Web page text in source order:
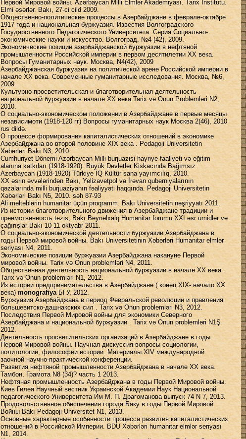
Первой Мировой войны. Azərbaycan Milli Elmlər Akademiyası. Tarix İnstitutu.
Elmi əsərlər. Bakı, 27-ci cild 2009.
Общественно-политические процессы в Азербайджане в феврале-октябре
1917 года и национальная буржуазия. Известия Волгоградского
Государственного Педагогического Университета. Серия Социально-
экономические науки и искусство. Волгоград, №4 (42), 2009.
Экономические позиции азербайджанской буржуазии в нефтяной
промышленности Российской империи в первом десятилетии XX века.
Вопросы Гуманитарных наук. Москва, N4(42), 2009
Азербайджанская буржуазия на политической арене Российской империи в
начале XX века. Современные гуманитарные исследования. Москва, №6,
2009
Культурно-просветительская и благотворительная деятельность
национальной буржуазии в начале XX века Tarix və Onun Problemləri N2,
2010.
О социально-экономическом положении в Азербайджане в первые месяцы
независимоти (1918-120 гг) Вопросы гуманитарных наук Москва 2(46), 2010
rus dildə.
О процессе формирования капиталистических отношений в экономике
Азербайджана во второй половине XIX века . Pedagoji Universitetin
Xəbərləri Bakı N3, 2010.
Cumhuriyet Dönemi Azərbaycan Milli burjuazisi hayriye faaliyeti və eğitim
alanına katkıları (1918-1920). Büyük Devletler Kiskacında Bağımsız
Azerbaycan (1918-1920) Türkiye İQ Kültür sana yayımcılıq, 2010.
XX əsrin əvvələrindən Bakı, Yelizavetpol və İrəvan quberniyalarının
qəzalarında milli burjuaziyanın fəaliyyəti haqqında. Pedagoji Universitetin
Xəbərləri Bakı N5, 2010. səh 87-93
Ali məltəblərin humanitar üçün proqramm. Bakı Universitetin nəşriyyatı 2011.
Из истории благотворительного движения в Азербайджане традиции и
преемственность tezis, Bakı Beynəlxalq Humanitar forumu XXI əsr ümidlər və
çağırışlar Bakı 10-11 oktyabr 2011.
О социально-экономической деятельности буржуазии Азербайджана в
годы Первой мировой войны. Bakı Universitetinin Xəbərləri Humanitar elmlər
seriyası N4, 2011.
Экономические позиции буржуазии Азербайджана накануне Первой
мировой войны. Tarix və Onun problemləri N4, 2011.
Общественная деятельность национальной буржуазии в начале XX века .
Tarix və Onun problemləri N1, 2012.
Из истории предпринимательства в Азербайджане ( конец XIX- начало XX
века) monografiyaБГУ, 2012.
Буржуазия Азербайджана в период Февральской революции и правления
большевитско-дашнакских сил . Tarix və Onun problemləri N3, 2012.
Последствия Первой Мировой войны для экономики Северного
Азербайджана и национальной буржуазии . Tarix və Onun problemləri N1Ş
2012.
Деятельность просветительских организаций в Азербайджане в годы
Первой Мировой войны. Научная дискуссия вопросы социологии,
политологии, философии истории. Материалы XIV международной
заочной научно-практической конференции.
Развития нефтяной промышленности Азербайджана в начале XX века.
Тамбон, Грамота N8 (34)? часть 1 2013.
Нефтяная промышленность Азербайджана в годы Первой Мировой войны.
Киев Гилея Научный вестник Украинской Академии Наук Национальной
педагогического Университета Им М. П. Драгоманова выпуск 74 N 7, 2013.
Продовольственное обеспечения города Баку в годы Первой Мировой
Войны Bakı Pedagoji Universitet N1, 2013.
Основные характерные особенности процесса развития капиталистических
отношений в Российской Империи. BDU Xəbərləri humanitar elmlər seriyası
N1, 2014.